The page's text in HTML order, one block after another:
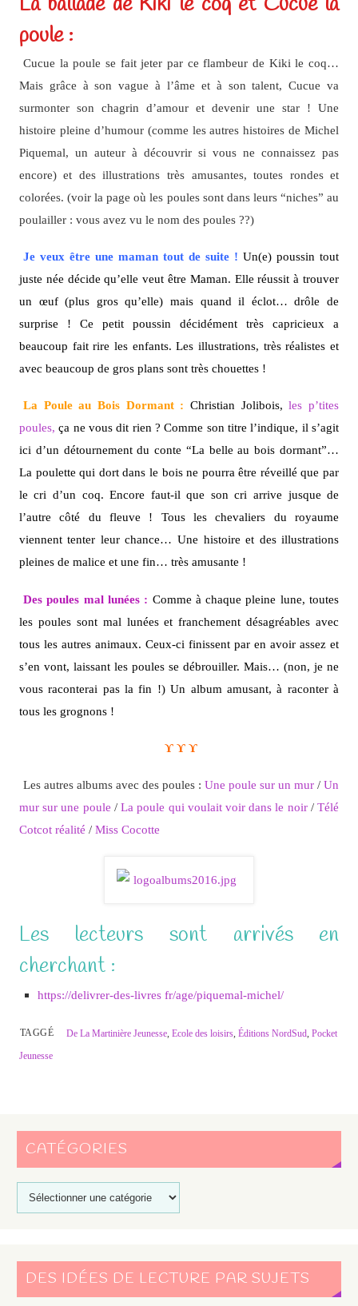
poule :
Cucue la poule se fait jeter par ce flambeur de Kiki le coq…
Mais grâce à son vague à l’âme et à son talent, Cucue va
surmonter son chagrin d’amour et devenir une star ! Une
histoire pleine d’humour (comme les autres histoires de Michel
Piquemal, un auteur à découvrir si vous ne connaissez pas
encore) et des illustrations très amusantes, toutes rondes et
colorées. (voir la page où les poules sont dans leurs “niches” au
poulailler : vous avez vu le nom des poules ??)
Je veux être une maman tout de suite !Un(e) poussin tout
juste née décide qu’elle veut être Maman. Elle réussit à trouver
un œuf (plus gros qu’elle) mais quand il éclot… drôle de
surprise ! Ce petit poussin décidément très capricieux a
beaucoup fait rire les enfants. Les illustrations, très réalistes et
avec beaucoup de gros plans sont très chouettes !
La Poule au Bois Dormant :Christian Jolibois,les p’tites
poules, ça ne vous dit rien ? Comme son titre l’indique, il s’agit
ici d’un détournement du conte “La belle au bois dormant”…
La poulette qui dort dans le bois ne pourra être réveillé que par
le cri d’un coq. Encore faut-il que son cri arrive jusque de
l’autre côté du fleuve ! Tous les chevaliers du royaume
viennent tenter leur chance… Une histoire et des illustrations
pleines de malice et une fin… très amusante !
Des poules mal lunées : Comme à chaque pleine lune, toutes
les poules sont mal lunées et franchement désagréables avec
tous les autres animaux. Ceux-ci finissent par en avoir assez et
s’en vont, laissant les poules se débrouiller. Mais… (non, je ne
vous raconterai pas la fin !) Un album amusant, à raconter à
tous les grognons !
ϒ ϒ ϒ
Les autres albums avec des poules :Une poule sur un mur /Un
mur sur une poule /La poule qui voulait voir dans le noir/Télé
Cotcot réalité / Miss Cocotte
Les lecteurs sont arrivés en
cherchant :
https://delivrer-des-livres fr/age/piquemal-michel/
TAGGÉ De La Martinière Jeunesse,Ecole des loisirs,Éditions NordSud,Pocket
Jeunesse
CATÉGORIES
DES IDÉES DE LECTURE PAR SUJETS